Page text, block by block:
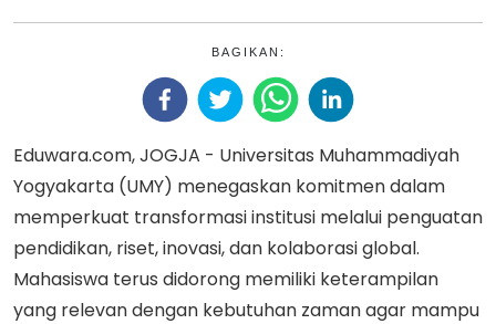
BAGIKAN:
Eduwara.com, JOGJA - Universitas Muhammadiyah
Yogyakarta (UMY) menegaskan komitmen dalam
memperkuat transformasi institusi melalui penguatan
pendidikan, riset, inovasi, dan kolaborasi global.
Mahasiswa terus didorong memiliki keterampilan
yang relevan dengan kebutuhan zaman agar mampu